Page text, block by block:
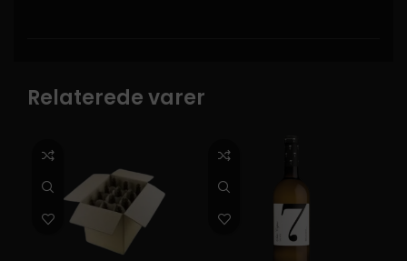
Relaterede varer